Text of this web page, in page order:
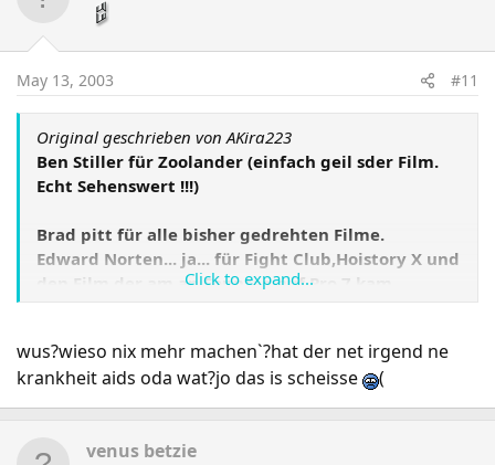
May 13, 2003 #11
Original geschrieben von AKira223
Ben Stiller für Zoolander (einfach geil sder Film.
Echt Sehenswert !!!)
Brad pitt für alle bisher gedrehten Filme.
Edward Norten... ja... für Fight Club,Hoistory X und
den Film,der am an Sonntag auf Pro 7 kam
Aber mein Top-Schauspieler ist einfach : Michael J.
Fox <<< einfach klasser der Kerl,aber leider kann
er nix mehr machen(
Click to expand...
wus?wieso nix mehr machen`?hat der net irgend ne
krankheit aids oda wat?jo das is scheisse
(
venus betzie